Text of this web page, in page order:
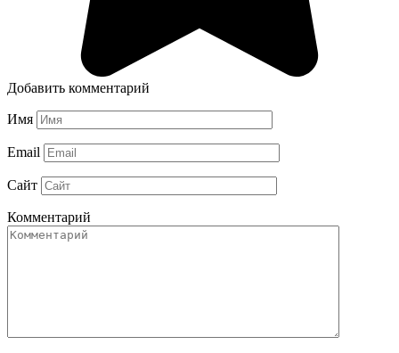
Добавить комментарий
Имя
Email
Сайт
Комментарий